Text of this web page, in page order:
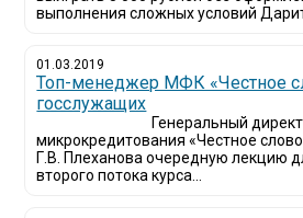
выполнения сложных условий
01.03.2019
Топ-менеджер МФК «Честное
госслужащих
Генеральный
микрокредитования «Честное
Г.В. Плеханова очередную лекцию
второго потока курса...